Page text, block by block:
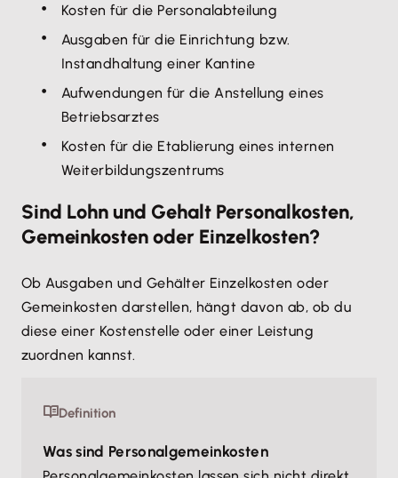
Kosten für die Personalabteilung
Ausgaben für die Einrichtung bzw.
Instandhaltung einer Kantine
Aufwendungen für die Anstellung eines
Betriebsarztes
Kosten für die Etablierung eines internen
Weiterbildungszentrums
Sind Lohn und Gehalt Personalkosten,
Gemeinkosten oder Einzelkosten?
Ob Ausgaben und Gehälter Einzelkosten oder
Gemeinkosten darstellen, hängt davon ab, ob du
diese einer Kostenstelle oder einer Leistung
zuordnen kannst.
Definition
Was sind Personalgemeinkosten